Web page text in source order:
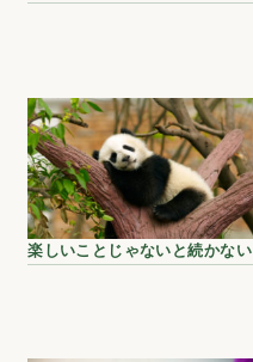
楽しいことじゃないと続かない